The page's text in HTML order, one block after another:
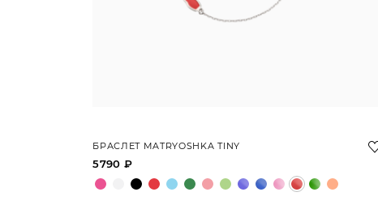
БРАСЛЕТ MATRYOSHKA TINY
5790 ₽